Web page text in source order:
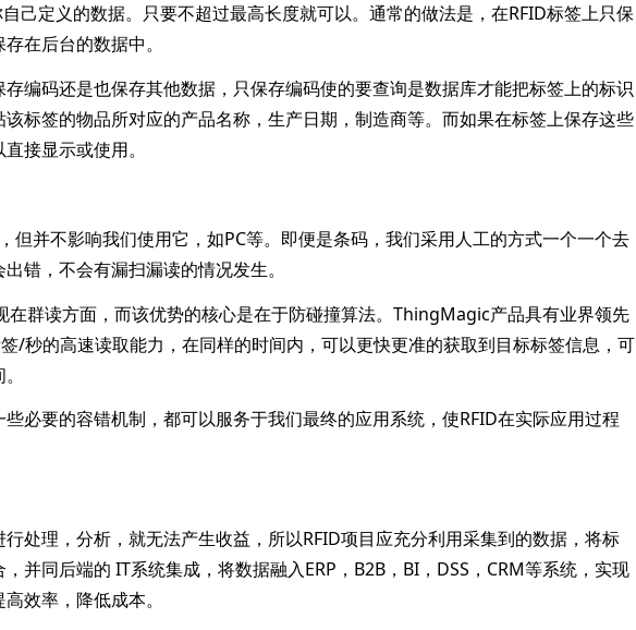
己定义的数据。只要不超过最高长度就可以。通常的做法是，在RFID标签上只保
在后台的数据中。
码还是也保存其他数据，只保存编码使的要查询是数据库才能把标签上的标识
标签的物品所对应的产品名称，生产日期，制造商等。而如果在标签上保存这些
接显示或使用。
并不影响我们使用它，如PC等。即便是条码，我们采用人工的方式一个一个去
错，不会有漏扫漏读的情况发生。
群读方面，而该优势的核心是在于防碰撞算法。ThingMagic产品具有业界领先
/秒的高速读取能力，在同样的时间内，可以更快更准的获取到目标标签信息，可
要的容错机制，都可以服务于我们最终的应用系统，使RFID在实际应用过程
理，分析，就无法产生收益，所以RFID项目应充分利用采集到的数据，将标
并同后端的 IT系统集成，将数据融入ERP，B2B，BI，DSS，CRM等系统，实现
效率，降低成本。